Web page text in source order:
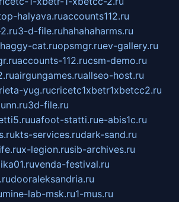
halyava.ruaccounts112.ru
3-d-file.ruhahahaharms.ru
cat.ruopsmgr.ruev-gallery.ru
accounts-112.rucsm-demo.ru
airgungames.ruallseo-host.ru
yug.rucricetc1xbetr1xbetcc2.ru
3d-file.ru
uafoot-statti.rue-abis1c.ru
kts-services.rudark-sand.ru
x-legion.rusib-archives.ru
venda-festival.ru
dooraleksandria.ru
mine-lab-msk.ru1-mus.ru